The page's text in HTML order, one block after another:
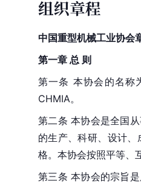
组织章程
中国重型机械工业协会
第一章 总 则
第一条 本协会的名称
CHMIA。
第二条 本协会是全国
的生产、科研、设计
格。本协会按照平等、
第三条 本协会的宗旨